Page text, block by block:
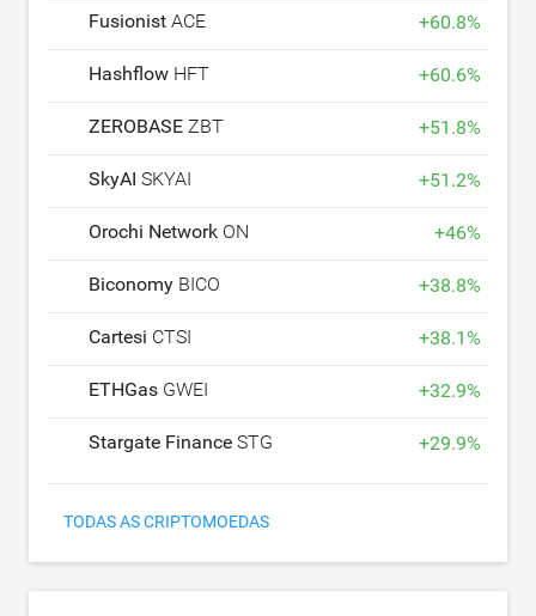
Fusionist ACE +60.8%
Hashflow HFT +60.6%
ZEROBASE ZBT +51.8%
SkyAI SKYAI +51.2%
Orochi Network ON +46%
Biconomy BICO +38.8%
Cartesi CTSI +38.1%
ETHGas GWEI +32.9%
Stargate Finance STG +29.9%
TODAS AS CRIPTOMOEDAS